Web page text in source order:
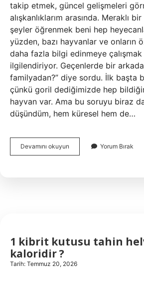
takip etmek, güncel gelişmeleri
alışkanlıklarım arasında. Meraklı
şeyler öğrenmek beni hep
yüzden, bazı hayvanlar ve onların
daha fazla bilgi edinmeye
ilgilendiriyor. Geçenlerde bir
familyadan?” diye sordu. İlk başta
çünkü goril dediğimizde hep
hayvan var. Ama bu soruyu biraz
düşündüm, hem küresel hem de…
Devamını okuyun
hangi
Yorum Bırak
1 kibrit kutusu tahin
kaloridir ?
Tarih: Temmuz 20, 2026